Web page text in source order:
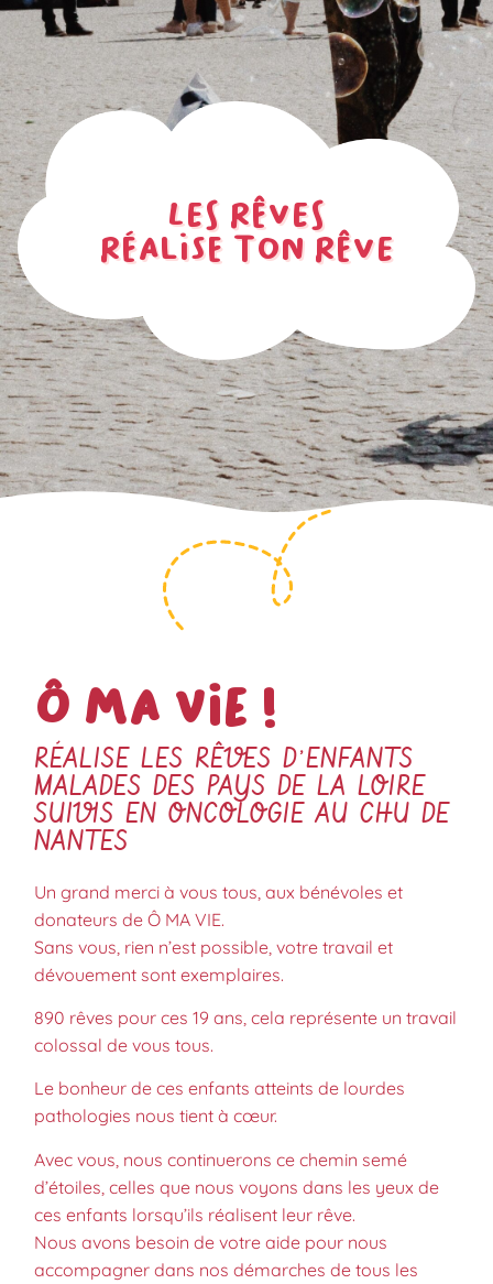
LES RÊVES
RÉALISE TON RÊVE
Ô ma vie !
RÉALISE LES RÊVES D’ENFANTS
MALADES DES PAYS DE LA LOIRE
SUIVIS EN ONCOLOGIE AU CHU DE
NANTES
Un grand merci à vous tous, aux bénévoles et
donateurs de Ô MA VIE.
Sans vous, rien n’est possible, votre travail et
dévouement sont exemplaires.
890 rêves pour ces 19 ans, cela représente un travail
colossal de vous tous.
Le bonheur de ces enfants atteints de lourdes
pathologies nous tient à cœur.
Avec vous, nous continuerons ce chemin semé
d’étoiles, celles que nous voyons dans les yeux de
ces enfants lorsqu’ils réalisent leur rêve.
Nous avons besoin de votre aide pour nous
accompagner dans nos démarches de tous les